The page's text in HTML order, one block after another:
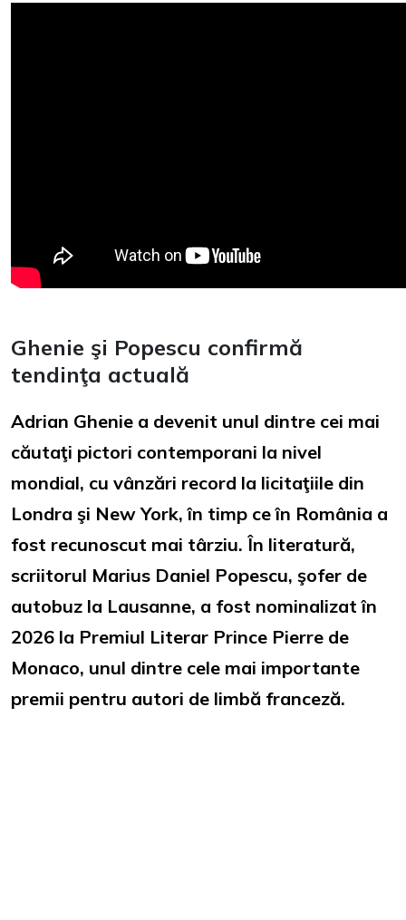
Ghenie şi Popescu confirmă
tendinţa actuală
Adrian Ghenie a devenit unul dintre cei mai
căutaţi pictori contemporani la nivel
mondial, cu vânzări record la licitaţiile din
Londra şi New York, în timp ce în România a
fost recunoscut mai târziu. În literatură,
scriitorul Marius Daniel Popescu, şofer de
autobuz la Lausanne, a fost nominalizat în
2026 la Premiul Literar Prince Pierre de
Monaco, unul dintre cele mai importante
premii pentru autori de limbă franceză.